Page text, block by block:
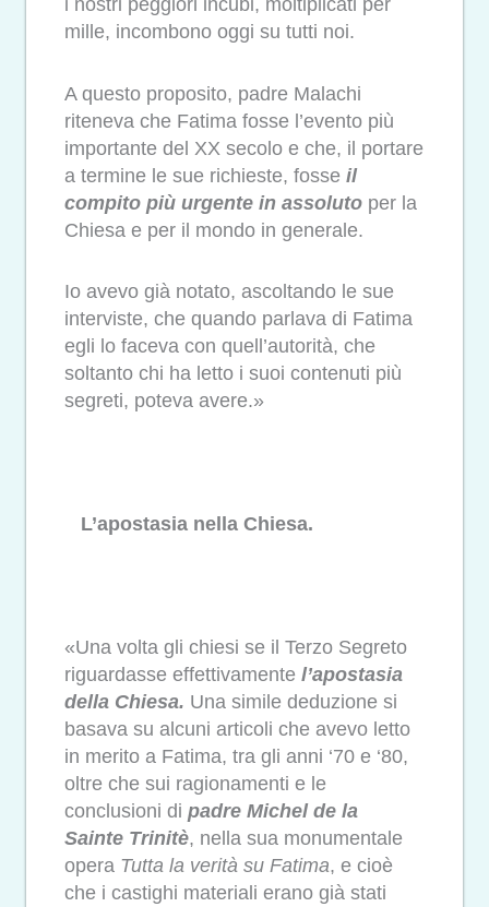
i nostri peggiori incubi, moltiplicati per
mille, incombono oggi su tutti noi.
A questo proposito, padre Malachi
riteneva che Fatima fosse l’evento più
importante del XX secolo e che, il portare
a termine le sue richieste, fosse il
compito più urgente in assoluto per la
Chiesa e per il mondo in generale.
Io avevo già notato, ascoltando le sue
interviste, che quando parlava di Fatima
egli lo faceva con quell’autorità, che
soltanto chi ha letto i suoi contenuti più
segreti, poteva avere.»
L’apostasia nella Chiesa.
«Una volta gli chiesi se il Terzo Segreto
riguardasse effettivamente l’apostasia
della Chiesa. Una simile deduzione si
basava su alcuni articoli che avevo letto
in merito a Fatima, tra gli anni ‘70 e ‘80,
oltre che sui ragionamenti e le
conclusioni di padre Michel de la
Sainte Trinitè, nella sua monumentale
opera Tutta la verità su Fatima, e cioè
che i castighi materiali erano già stati